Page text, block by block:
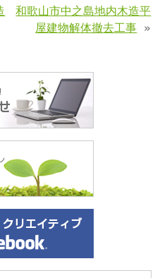
和歌山市中之島地内木造平
屋建物解体撤去工事 »